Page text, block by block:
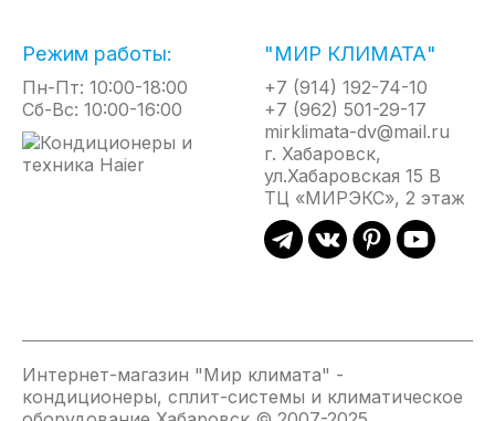
Режим работы:
Пн-Пт: 10:00-18:00
Сб-Вс: 10:00-16:00
"МИР КЛИМАТА"
+7 (914) 192-74-10
+7 (962) 501-29-17
mirklimata-dv@mail.ru
г. Хабаровск,
ул.Хабаровская 15 В
ТЦ «МИРЭКС», 2 этаж
Интернет-магазин "Мир климата" -
кондиционеры, сплит-системы и климатическое